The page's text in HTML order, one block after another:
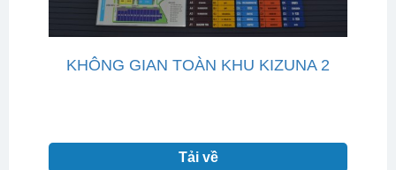
KHÔNG GIAN TOÀN KHU KIZUNA 2
Tải về